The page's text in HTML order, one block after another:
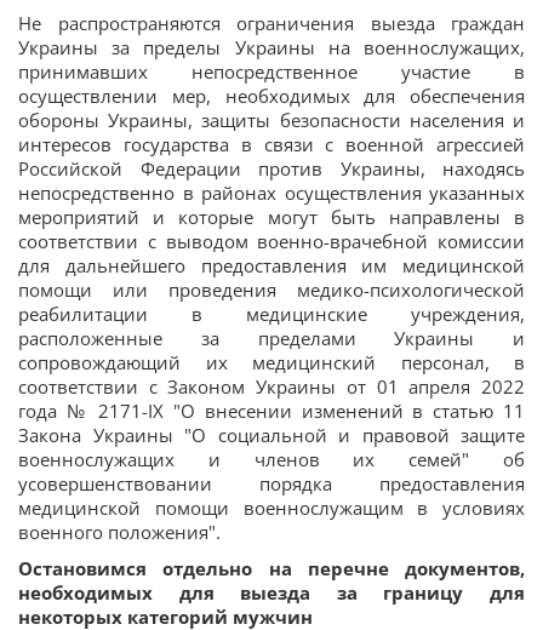
Не распространяются ограничения выезда граждан
Украины за пределы Украины на военнослужащих,
принимавших непосредственное участие в
осуществлении мер, необходимых для обеспечения
обороны Украины, защиты безопасности населения и
интересов государства в связи с военной агрессией
Российской Федерации против Украины, находясь
непосредственно в районах осуществления указанных
мероприятий и которые могут быть направлены в
соответствии с выводом военно-врачебной комиссии
для дальнейшего предоставления им медицинской
помощи или проведения медико-психологической
реабилитации в медицинские учреждения,
расположенные за пределами Украины и
сопровождающий их медицинский персонал, в
соответствии с Законом Украины от 01 апреля 2022
года № 2171-IX "О внесении изменений в статью 11
Закона Украины "О социальной и правовой защите
военнослужащих и членов их семей" об
усовершенствовании порядка предоставления
медицинской помощи военнослужащим в условиях
военного положения".
Остановимся отдельно на перечне документов,
необходимых для выезда за границу для
некоторых категорий мужчин